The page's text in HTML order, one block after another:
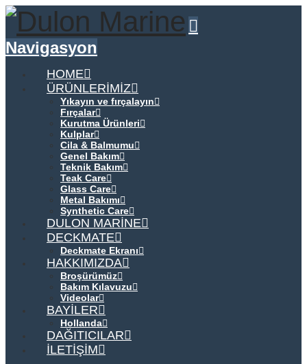
Navigasyon
HOME
ÜRÜNLERIMIZ
Yıkayın ve fırçalayın
Fırçalar
Kurutma Ürünleri
Kulplar
Cila & Balmumu
Genel Bakım
Teknik Bakım
Teak Care
Glass Care
Metal Bakımı
Synthetic Care
DULON MARINE
DECKMATE
Deckmate Ekranı
HAKKIMIZDA
Broşürümüz
Bakım Kılavuzu
Videolar
BAYILER
Hollanda
DAĞITICILAR
İLETIŞIM